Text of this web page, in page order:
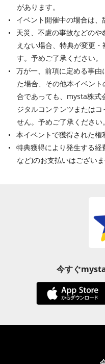
があります。
イベント開催中の場合は、
天災、不慮の事故などの
えない場合、特典が変更
す。予めご了承ください。
万が一、前項に定める事
た場合、その他本イベン
合であっても、mysta株式
ジタルコンテンツまたは
せん。予めご了承ください。
本イベントで獲得された権
特典獲得により発生する
など)のお支払いはございま
今すぐ